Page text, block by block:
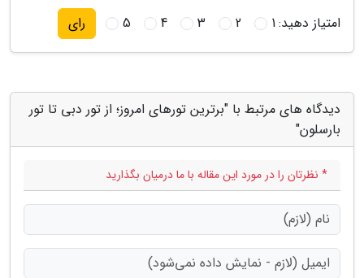
امتیاز دهید:1
2
3
4
5 رای
دیدگاه های مرتبط با "برترین تورهای امروز؛ از تور دبی تا تور
بارسلون"
* نظرتان را در مورد این مقاله با ما درمیان بگذارید